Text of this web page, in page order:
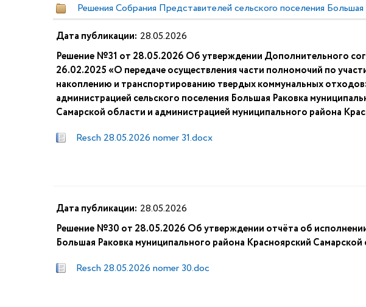
Решения Собрания Представителей сельского поселения Большая
Дата публикации: 28.05.2026
Решение №31 от 28.05.2026 Об утверждении Дополнительного
26.02.2025 «О передаче осуществления части полномочий по
накоплению и транспортированию твердых коммунальных
администрацией сельского поселения Большая Раковка
Самарской области и администрацией муниципального района
Resch 28.05.2026 nomer 31.docx
Дата публикации: 28.05.2026
Решение №30 от 28.05.2026 Об утверждении отчёта об
Большая Раковка муниципального района Красноярский
Resch 28.05.2026 nomer 30.doc